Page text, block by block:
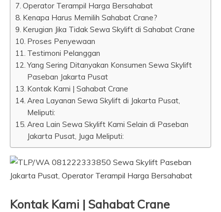
Operator Terampil Harga Bersahabat
Kenapa Harus Memilih Sahabat Crane?
Kerugian Jika Tidak Sewa Skylift di Sahabat Crane
Proses Penyewaan
Testimoni Pelanggan
Yang Sering Ditanyakan Konsumen Sewa Skylift
Paseban Jakarta Pusat
Kontak Kami | Sahabat Crane
Area Layanan Sewa Skylift di Jakarta Pusat,
Meliputi:
Area Lain Sewa Skylift Kami Selain di Paseban
Jakarta Pusat, Juga Meliputi:
Kontak Kami | Sahabat Crane